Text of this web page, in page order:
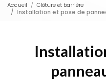
Accueil
Clôture et barrière
Installation et pose de